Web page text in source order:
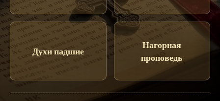
Духи падшие
Нагорная
проповедь